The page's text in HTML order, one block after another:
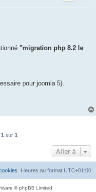
"migration php 8.2 le
pour joomla 5).
1 sur 1
Aller à
Heures au format UTC+01:00
© phpBB Limited